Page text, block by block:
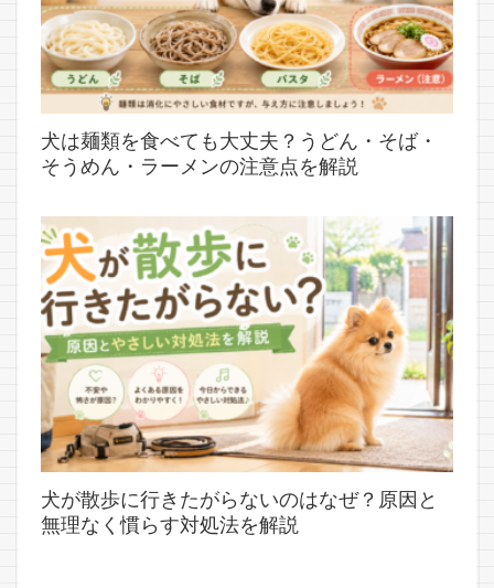
犬は麺類を食べても大丈夫？うどん・そば・
そうめん・ラーメンの注意点を解説
犬が散歩に行きたがらないのはなぜ？原因と
無理なく慣らす対処法を解説